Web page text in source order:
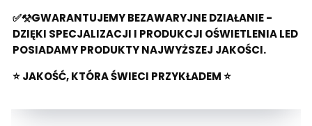
✅⚒️GWARANTUJEMY BEZAWARYJNE DZIAŁANIE -
DZIĘKI SPECJALIZACJI I PRODUKCJI OŚWIETLENIA LED
POSIADAMY PRODUKTY NAJWYŻSZEJ JAKOŚCI.
⭐ JAKOŚĆ, KTÓRA ŚWIECI PRZYKŁADEM ⭐